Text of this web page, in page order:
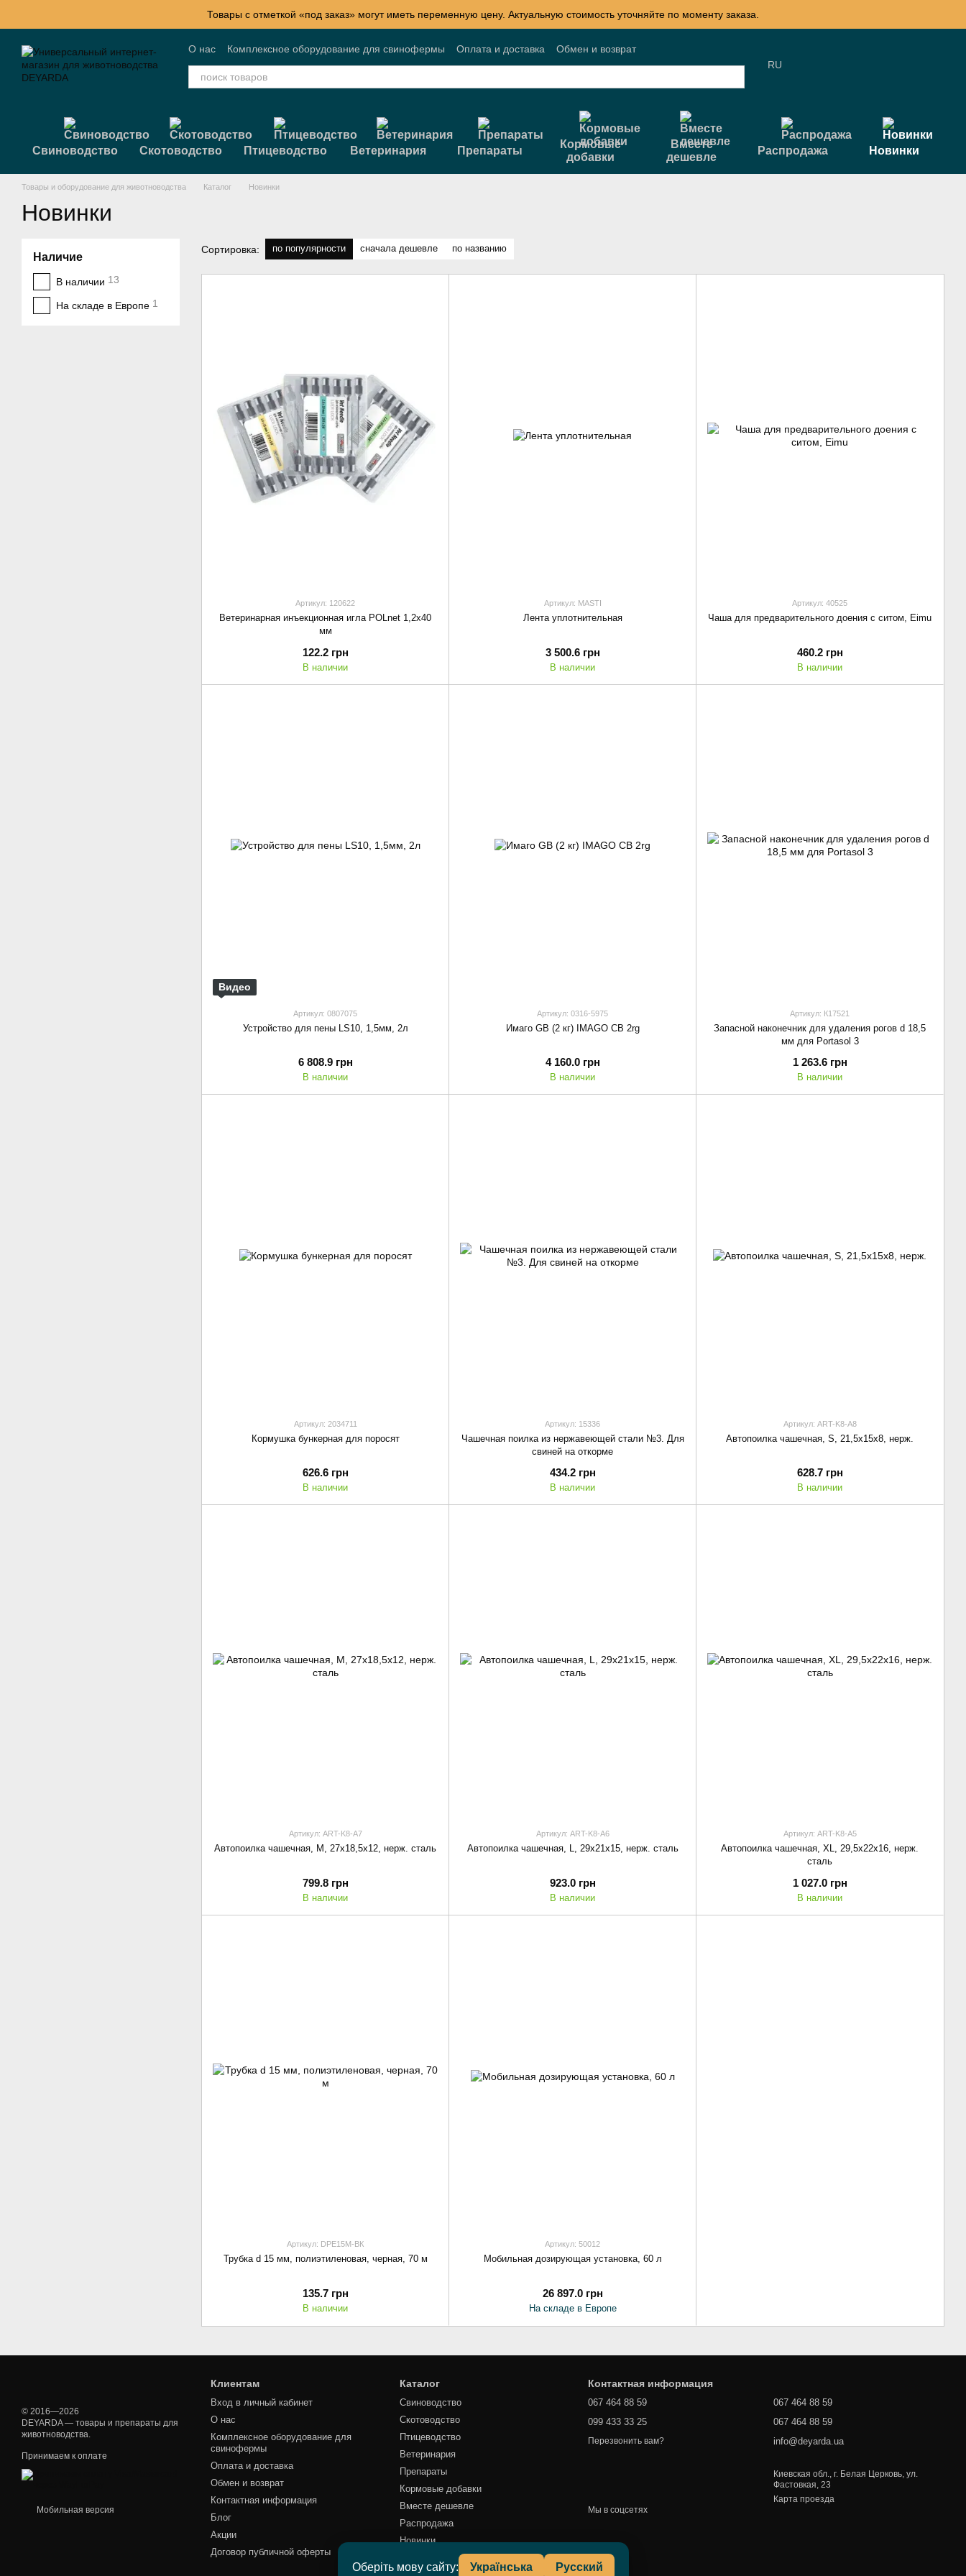
Оберіть мову сайту: Українська Русский
Товары с отметкой «под заказ» могут иметь переменную цену. Актуальную стоимость уточняйте по моменту заказа.
О нас Комплексное оборудование для свинофермы Оплата и доставка
Обмен и возврат
Контактная информация
Блог Акции Договор публичной оферты RU
Свиноводство Скотоводство Птицеводство Ветеринария Препараты
Кормовые
добавки
Вместе
дешевле
Распродажа Новинки
Товары и оборудование для животноводства Каталог Новинки
Новинки
Сортировка: по популярности сначала дешевле по названию
Артикул: 120622
Ветеринарная инъекционная игла POLnet 1,2х40
мм
122.2 грн
В наличии
Артикул: MASTI
Лента уплотнительная
3 500.6 грн
В наличии
Артикул: 40525
Чаша для предварительного доения с ситом, Eimu
460.2 грн
В наличии
Видео
Артикул: 0807075
Устройство для пены LS10, 1,5мм, 2л
6 808.9 грн
В наличии
Артикул: 0316-5975
Имаго GВ (2 кг) IMAGO CB 2rg
4 160.0 грн
В наличии
Артикул: К17521
Запасной наконечник для удаления рогов d 18,5
мм для Portasol 3
1 263.6 грн
В наличии
Артикул: 2034711
Кормушка бункерная для поросят
626.6 грн
В наличии
Артикул: 15336
Чашечная поилка из нержавеющей стали №3. Для
свиней на откорме
434.2 грн
В наличии
Артикул: ART-K8-A8
Автопоилка чашечная, S, 21,5x15x8, нерж.
628.7 грн
В наличии
Артикул: ART-K8-A7
Автопоилка чашечная, M, 27x18,5x12, нерж. сталь
799.8 грн
В наличии
Артикул: ART-K8-A6
Автопоилка чашечная, L, 29x21x15, нерж. сталь
923.0 грн
В наличии
Артикул: ART-K8-A5
Автопоилка чашечная, XL, 29,5x22x16, нерж.
сталь
1 027.0 грн
В наличии
Артикул: DPE15M-ВК
Трубка d 15 мм, полиэтиленовая, черная, 70 м
135.7 грн
В наличии
Артикул: 50012
Мобильная дозирующая установка, 60 л
26 897.0 грн
На складе в Европе
Наличие
В наличии 13
На складе в Европе 1
© 2016—2026
DEYARDA — товары и препараты для
животноводства.
Принимаем к оплате
Мобильная версия
Клиентам
Вход в личный кабинет
О нас
Комплексное оборудование для
свинофермы
Оплата и доставка
Обмен и возврат
Контактная информация
Блог
Акции
Договор публичной оферты
Каталог
Свиноводство
Скотоводство
Птицеводство
Ветеринария
Препараты
Кормовые добавки
Вместе дешевле
Распродажа
Новинки
Контактная информация
067 464 88 59
099 433 33 25
Перезвонить вам?
067 464 88 59
067 464 88 59
info@deyarda.ua
Киевская обл., г. Белая Церковь, ул.
Фастовкая, 23
Карта проезда
Мы в соцсетях